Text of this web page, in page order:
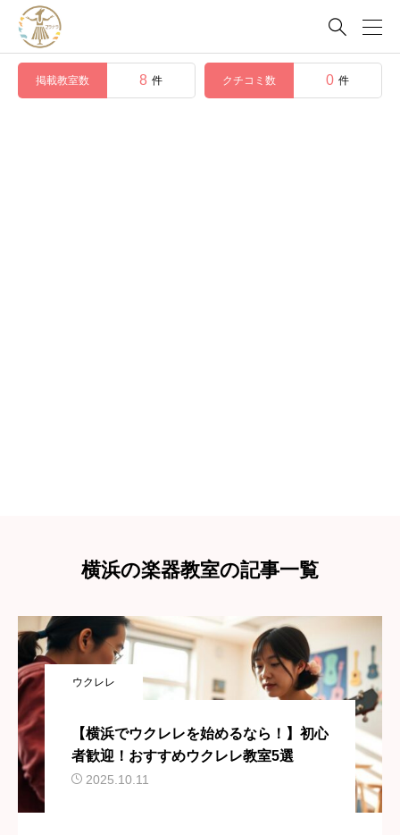

掲載教室数 8 件 クチコミ数 0 件
横浜の楽器教室の記事一覧
ウクレレ
【横浜でウクレレを始めるなら！】初心
者歓迎！おすすめウクレレ教室5選
2025.10.11